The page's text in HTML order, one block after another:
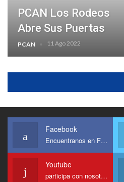
PCAN Los Rodeos
Abre Sus Puertas
PCAN 11 Ago 2022
Facebook
Encuentranos en Facebook
Youtube
participa con nosotros en Youtube